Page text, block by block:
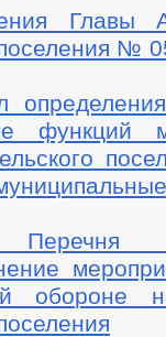
Главы
№
функций
обороне